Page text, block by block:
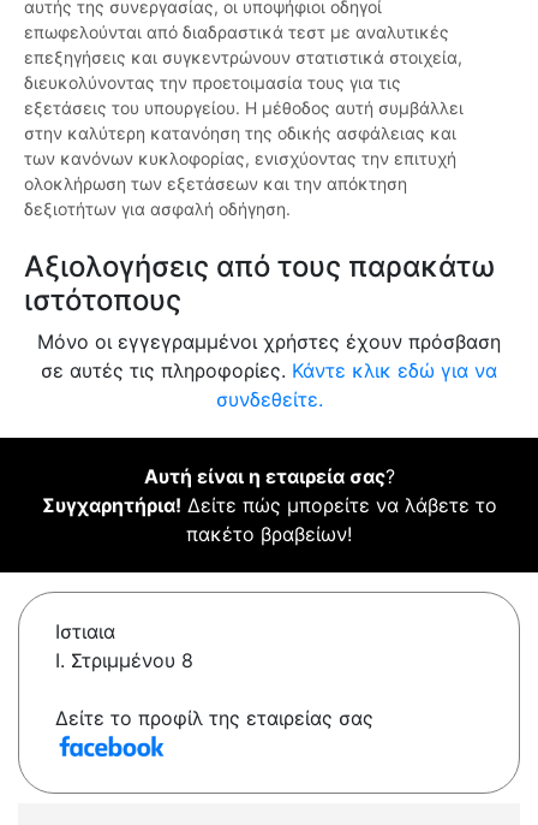
αυτής της συνεργασίας, οι υποψήφιοι οδηγοί
επωφελούνται από διαδραστικά τεστ με αναλυτικές
επεξηγήσεις και συγκεντρώνουν στατιστικά στοιχεία,
διευκολύνοντας την προετοιμασία τους για τις
εξετάσεις του υπουργείου. Η μέθοδος αυτή συμβάλλει
στην καλύτερη κατανόηση της οδικής ασφάλειας και
των κανόνων κυκλοφορίας, ενισχύοντας την επιτυχή
ολοκλήρωση των εξετάσεων και την απόκτηση
δεξιοτήτων για ασφαλή οδήγηση.
Αξιολογήσεις από τους παρακάτω
ιστότοπους
Μόνο οι εγγεγραμμένοι χρήστες έχουν πρόσβαση
σε αυτές τις πληροφορίες. Κάντε κλικ εδώ για να
συνδεθείτε.
Αυτή είναι η εταιρεία σας?
Συγχαρητήρια! Δείτε πώς μπορείτε να λάβετε το
πακέτο βραβείων!
Ιστιαια
Ι. Στριμμένου 8
Δείτε το προφίλ της εταιρείας σας